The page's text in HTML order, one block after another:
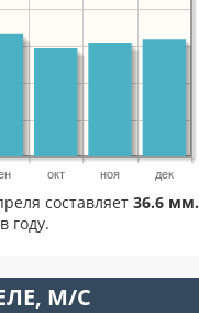
окт ноя дек
составляет 36.6 мм.
году.
М/С